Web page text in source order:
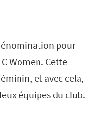
pour
Women. Cette
et avec cela,
équipes du club.